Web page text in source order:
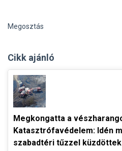
Megosztás
Cikk ajánló
Megkongatta a
Katasztrófavédelem: Idén
szabadtéri tűzzel